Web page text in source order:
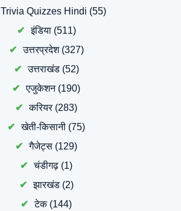
Trivia Quizzes Hindi (55)
इंडिया(511)
उत्तरप्रदेश(327)
उत्तराखंड(52)
एजुकेशन(190)
करियर(283)
खेती-किसानी (75)
गैजेट्स (129)
चंडीगढ़ (1)
झारखंड(2)
टेक(144)